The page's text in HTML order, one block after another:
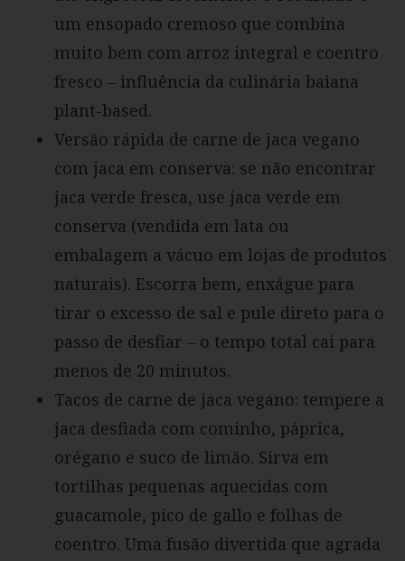
um ensopado cremoso que combina
muito bem com arroz integral e coentro
fresco – influência da culinária baiana
plant-based.
Versão rápida de carne de jaca vegano
com jaca em conserva: se não encontrar
jaca verde fresca, use jaca verde em
conserva (vendida em lata ou
embalagem a vácuo em lojas de produtos
naturais). Escorra bem, enxágue para
tirar o excesso de sal e pule direto para o
passo de desfiar – o tempo total cai para
menos de 20 minutos.
Tacos de carne de jaca vegano: tempere a
jaca desfiada com cominho, páprica,
orégano e suco de limão. Sirva em
tortilhas pequenas aquecidas com
guacamole, pico de gallo e folhas de
coentro. Uma fusão divertida que agrada